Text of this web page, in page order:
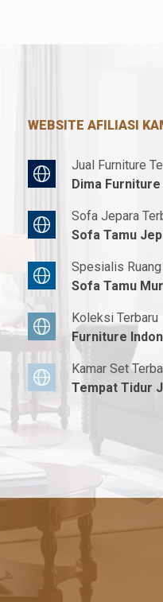
WEBSITE AFILIASI
Jual Furniture
Dima
Sofa Jepara
Sofa Tamu
Spesialis Ruang
Sofa Tamu
Koleksi Terbaru
Furniture
Kamar Set
Tempat Tidur